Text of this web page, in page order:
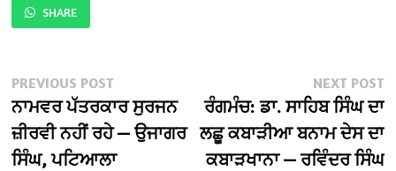
SHARE
Post
navigation
PREVIOUS POSTPrevious
post:
ਨਾਮਵਰ ਪੱਤਰਕਾਰ ਸੁਰਜਨ
ਜ਼ੀਰਵੀ ਨਹੀਂ ਰਹੇ — ਉਜਾਗਰ
ਸਿੰਘ, ਪਟਿਆਲਾ
NEXT POST
ਰੰਗਮੰਚ: ਡਾ. ਸਾਹਿਬ ਸਿੰਘ ਦਾ
ਲਛੂ ਕਬਾੜੀਆ ਬਨਾਮ ਦੇਸ ਦਾ
ਕਬਾੜਖਾਨਾ — ਰਵਿੰਦਰ ਸਿੰਘ